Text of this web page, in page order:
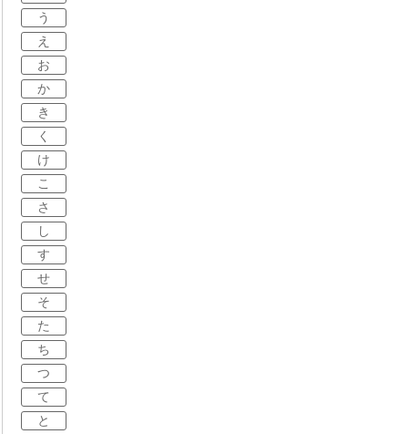
う
え
お
か
き
く
け
こ
さ
し
す
せ
そ
た
ち
つ
て
と